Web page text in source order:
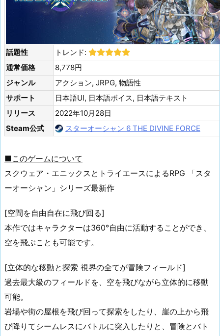
話題性
トレンド:
通常価格
8,778円
ジャンル
アクション, JRPG, 物語性
サポート
日本語UI, 日本語ボイス, 日本語テキスト
リリース
2022年10月28日
Steam公式
スターオーシャン 6 THE DIVINE FORCE
■このゲームについて
スクウェア・エニックスとトライエースによるRPG 「スタ
ーオーシャン」シリーズ最新作
[空間を自由自在に飛び回る]
本作ではキャラクターは360°自由に活動することができ、
空を飛ぶことも可能です。
[立体的な移動と探索 視界の全てが冒険フィールド]
過去最大級のフィールドを、空を飛びながら立体的に移動
可能。
岩場や街の屋根を飛び回って探索をしたり、崖の上から飛
び降りてシームレスにバトルに突入したりと、冒険とバト